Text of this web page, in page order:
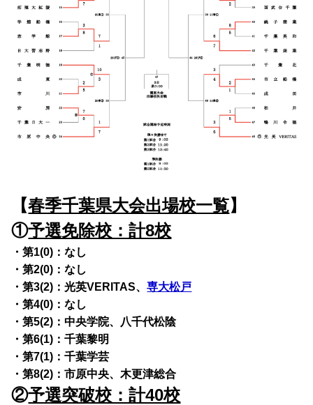
【春季千葉県大会出場校一覧】
①予選免除校：計8校
・第1(0)：なし
・第2(0)：なし
・第3(2)：光英VERITAS、専大松戸
・第4(0)：なし
・第5(2)：中央学院、八千代松陰
・第6(1)：千葉黎明
・第7(1)：千葉学芸
・第8(2)：市原中央、木更津総合
②予選突破校：計40校